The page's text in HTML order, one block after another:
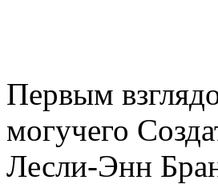
Первым
могучего
Лесли-Энн